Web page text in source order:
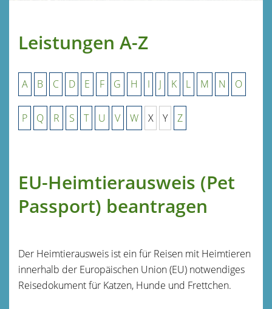
Leistungen A-Z
A B C D E F G H I J K L M N O
P Q R S T U V W X Y Z
EU-Heimtierausweis (Pet
Passport) beantragen
Der Heimtierausweis ist ein für Reisen mit Heimtieren
innerhalb der Europäischen Union (EU) notwendiges
Reisedokument für Katzen, Hunde und Frettchen.